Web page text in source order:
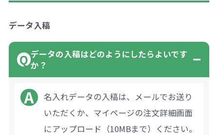
データ入稿
データの入稿はどのようにしたらよいです
か？
名入れデータの入稿は、メールでお送り
いただくか、マイページの注文詳細画面
にアップロード（10MBまで）ください。